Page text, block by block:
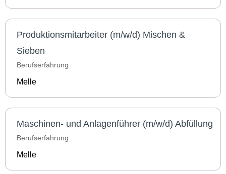
Produktionsmitarbeiter (m/w/d) Mischen &
Sieben
Berufserfahrung
Melle
Maschinen- und Anlagenführer (m/w/d) Abfüllung
Berufserfahrung
Melle